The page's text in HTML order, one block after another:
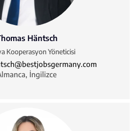
Häntsch
Kooperasyon Yöneticisi
İngilizce